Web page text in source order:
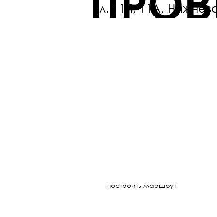
ул. 11П, 11А,
построить маршрут